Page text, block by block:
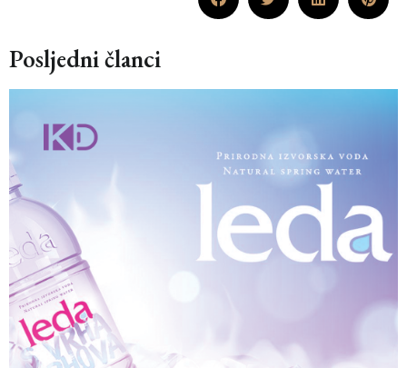
Posljedni članci